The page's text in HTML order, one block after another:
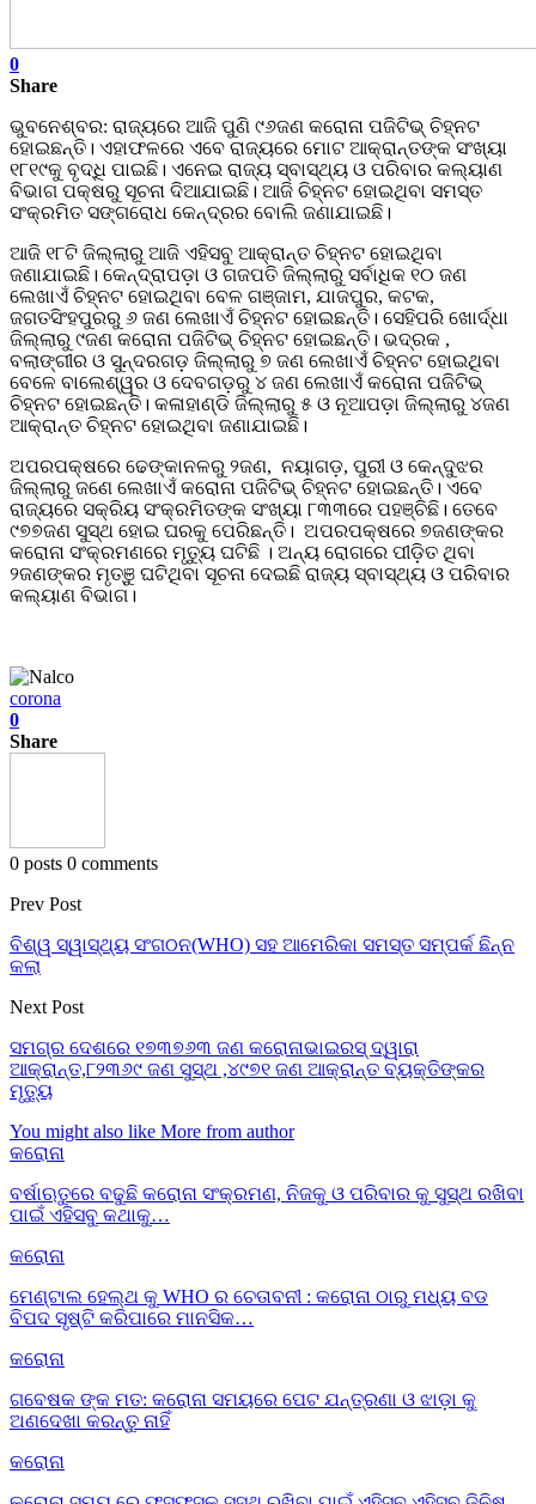
0
Share
ଭୁବନେଶ୍ବର: ରାଜ୍ୟରେ ଆଜି ପୁଣି ୯୬ଜଣ କରୋନା ପଜିଟିଭ୍ ଚିହ୍ନଟ
ହୋଇଛନ୍ତି। ଏହାଫଳରେ ଏବେ ରାଜ୍ୟରେ ମୋଟ ଆକ୍ରାନ୍ତଙ୍କ ସଂଖ୍ୟା
୧୮୧୯କୁ ବୃଦ୍ଧି ପାଇଛି। ଏନେଇ ରାଜ୍ୟ ସ୍ବାସ୍ଥ୍ୟ ଓ ପରିବାର କଲ୍ୟାଣ
ବିଭାଗ ପକ୍ଷରୁ ସୂଚନା ଦିଆଯାଇଛି। ଆଜି ଚିହ୍ନଟ ହୋଇଥିବା ସମସ୍ତ
ସଂକ୍ରମିତ ସଙ୍ଗରୋଧ କେନ୍ଦ୍ରର ବୋଲି ଜଣାଯାଇଛି।
ଆଜି ୧୮ଟି ଜିଲ୍ଲାରୁ ଆଜି ଏହିସବୁ ଆକ୍ରାନ୍ତ ଚିହ୍ନଟ ହୋଇଥିବା
ଜଣାଯାଇଛି। କେନ୍ଦ୍ରାପଡ଼ା ଓ ଗଜପତି ଜିଲ୍ଲାରୁ ସର୍ବାଧିକ ୧୦ ଜଣ
ଲେଖାଏଁ ଚିହ୍ନଟ ହୋଇଥିବା ବେଳ ଗଞ୍ଜାମ, ଯାଜପୁର, କଟକ,
ଜଗତସିଂହପୁରରୁ ୬ ଜଣ ଲେଖାଏଁ ଚିହ୍ନଟ ହୋଇଛନ୍ତି। ସେହିପରି ଖୋର୍ଦ୍ଧା
ଜିଲ୍ଲାରୁ ୯ଜଣ କରୋନା ପଜିଟିଭ୍ ଚିହ୍ନଟ ହୋଇଛନ୍ତି। ଭଦ୍ରକ ,
ବଲାଙ୍ଗୀର ଓ ସୁନ୍ଦରଗଡ଼ ଜିଲ୍ଲାରୁ ୭ ଜଣ ଲେଖାଏଁ ଚିହ୍ନଟ ହୋଇଥିବା
ବେଳେ ବାଲେଶ୍ୱର ଓ ଦେବଗଡ଼ରୁ ୪ ଜଣ ଲେଖାଏଁ କରୋନା ପଜିଟିଭ୍
ଚିହ୍ନଟ ହୋଇଛନ୍ତି। କଳାହାଣ୍ଡି ଜିଲ୍ଲାରୁ ୫ ଓ ନୂଆପଡ଼ା ଜିଲ୍ଲାରୁ ୪ଜଣ
ଆକ୍ରାନ୍ତ ଚିହ୍ନଟ ହୋଇଥିବା ଜଣାଯାଇଛି।
ଅପରପକ୍ଷରେ ଢେଙ୍କାନଳରୁ ୨ଜଣ, ନୟାଗଡ଼, ପୁରୀ ଓ କେନ୍ଦୁଝର
ଜିଲ୍ଲାରୁ ଜଣେ ଲେଖାଏଁ କରୋନା ପଜିଟିଭ୍ ଚିହ୍ନଟ ହୋଇଛନ୍ତି। ଏବେ
ରାଜ୍ୟରେ ସକ୍ରିୟ ସଂକ୍ରମିତଙ୍କ ସଂଖ୍ୟା ୮୩୩ରେ ପହଞ୍ଚିଛି। ତେବେ
୯୭୭ଜଣ ସୁସ୍ଥ ହୋଇ ଘରକୁ ପେରିଛନ୍ତି। ଅପରପକ୍ଷରେ ୭ଜଣଙ୍କର
କରୋନା ସଂକ୍ରମଣରେ ମୃତ୍ୟୁ ଘଟିଛି । ଅନ୍ୟ ରୋଗରେ ପୀଡ଼ିତ ଥିବା
୨ଜଣଙ୍କର ମୃତ୍ଞୁ ଘଟିଥିବା ସୂଚନା ଦେଇଛି ରାଜ୍ୟ ସ୍ବାସ୍ଥ୍ୟ ଓ ପରିବାର
କଲ୍ୟାଣ ବିଭାଗ।
corona
0
Share
0 posts 0 comments
Prev Post
ବିଶ୍ୱ ସ୍ୱାସ୍ଥ୍ୟ ସଂଗଠନ(WHO) ସହ ଆମେରିକା ସମସ୍ତ ସମ୍ପର୍କ ଛିନ୍ନ
କଲା
Next Post
ସମଗ୍ର ଦେଶରେ ୧୭୩୭୬୩ ଜଣ କରୋନାଭାଇରସ୍ ଦ୍ୱାରା
ଆକ୍ରାନ୍ତ,୮୨୩୬୯ ଜଣ ସୁସ୍ଥ ,୪୯୭୧ ଜଣ ଆକ୍ରାନ୍ତ ବ୍ୟକ୍ତିଙ୍କର
ମୃତ୍ୟୁ
You might also like More from author
କରୋନା
ବର୍ଷାଋତୁରେ ବଢୁଛି କରୋନା ସଂକ୍ରମଣ, ନିଜକୁ ଓ ପରିବାର କୁ ସୁସ୍ଥ ରଖିବା
ପାଇଁ ଏହିସବୁ କଥାକୁ…
କରୋନା
ମେଣ୍ଟାଲ ହେଲ୍ଥ କୁ WHO ର ଚେତାବନୀ : କରୋନା ଠାରୁ ମଧ୍ୟ ବଡ
ବିପଦ ସୃଷ୍ଟି କରିପାରେ ମାନସିକ…
କରୋନା
ଗବେଷକ ଙ୍କ ମତ: କରୋନା ସମୟରେ ପେଟ ଯନ୍ତ୍ରଣା ଓ ଝାଡ଼ା କୁ
ଅଣଦେଖା କରନ୍ତୁ ନାହିଁ
କରୋନା